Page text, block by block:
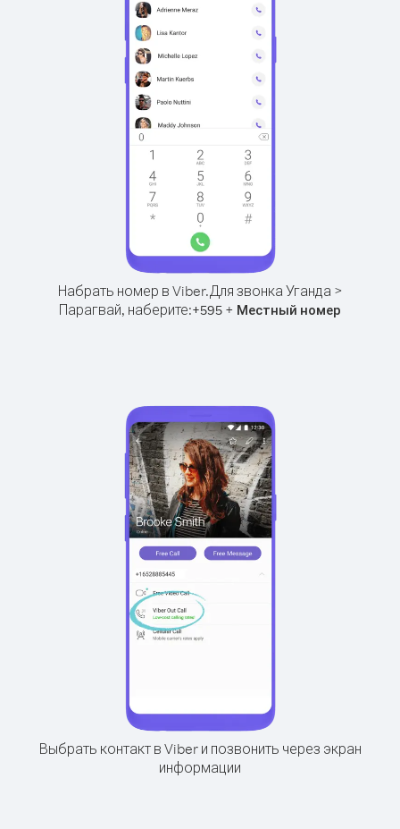
Набрать номер в Viber.Для звонка Уганда >
Парагвай, наберите:+595 + Местный номер
Выбрать контакт в Viber и позвонить через экран
информации